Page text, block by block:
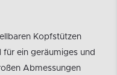
Kopfstützen
für ein geräumiges und
Abmessungen